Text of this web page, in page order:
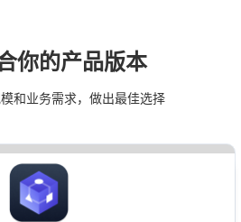
你的产品版本
和业务需求，做出最佳选择